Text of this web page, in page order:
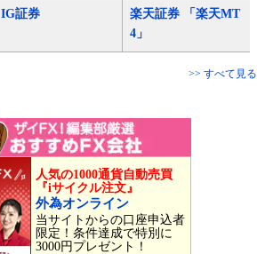
IG証券
楽天証券 「楽天MT
4」
>> すべて見る
人気の1000通貨自動売買
『iサイクル注文』
外為オンライン
当サイトからの口座申込者
限定！条件達成で特別に
3000円プレゼント！